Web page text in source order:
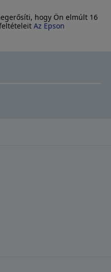
hogy Ön elmúlt 16
Az Epson